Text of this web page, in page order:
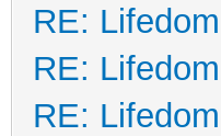
RE:
RE:
RE: